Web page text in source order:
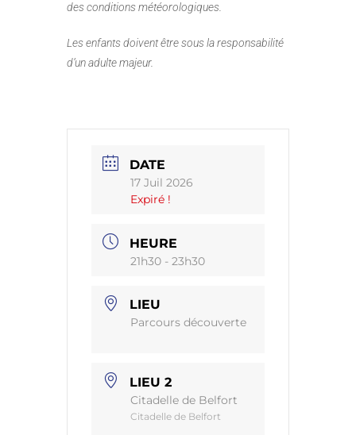
des conditions météorologiques.
Les enfants doivent être sous la responsabilité
d’un adulte majeur.
DATE
17 Juil 2026
Expiré !
HEURE
21h30 - 23h30
LIEU
Parcours découverte
LIEU 2
Citadelle de Belfort
Citadelle de Belfort